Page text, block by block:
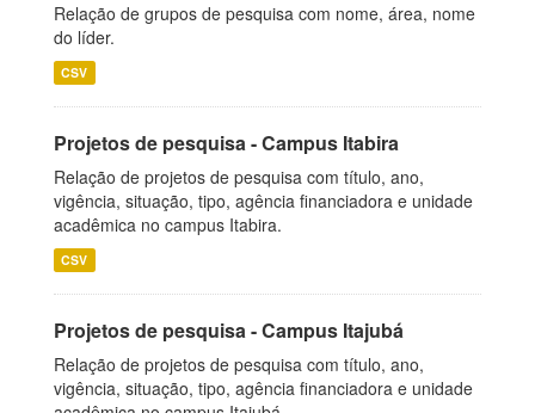
Relação de grupos de pesquisa com nome, área, nome
do líder.
CSV
Projetos de pesquisa - Campus Itabira
Relação de projetos de pesquisa com título, ano,
vigência, situação, tipo, agência financiadora e unidade
acadêmica no campus Itabira.
CSV
Projetos de pesquisa - Campus Itajubá
Relação de projetos de pesquisa com título, ano,
vigência, situação, tipo, agência financiadora e unidade